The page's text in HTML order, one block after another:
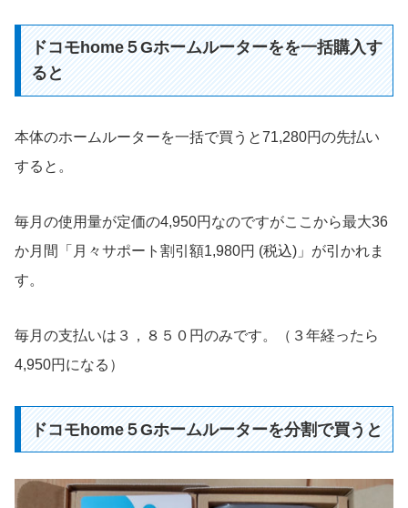
ドコモhome５Gホームルーターをを一括購入す
ると
本体のホームルーターを一括で買うと71,280円の先払い
すると。
毎月の使用量が定価の4,950円なのですがここから最大36
か月間「月々サポート割引額1,980円 (税込)」が引かれま
す。
毎月の支払いは３，８５０円のみです。（３年経ったら
4,950円になる）
ドコモhome５Gホームルーターを分割で買うと